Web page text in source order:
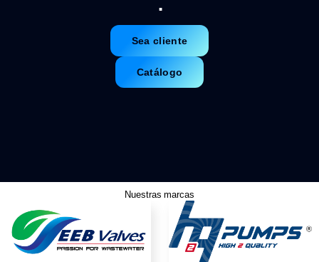
Sea cliente
Catálogo
Nuestras marcas